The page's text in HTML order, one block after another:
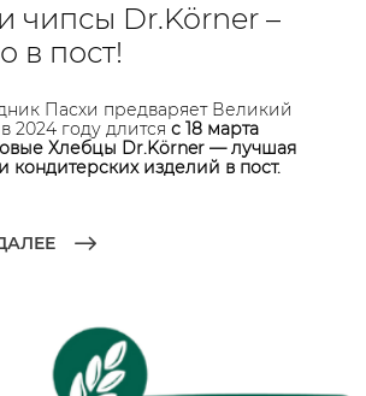
чипсы Dr.Körner –
в пост!
Пасхи предваряет Великий
2024 году длится с 18 марта
Хлебцы Dr.Körner — лучшая
кондитерских изделий в пост.